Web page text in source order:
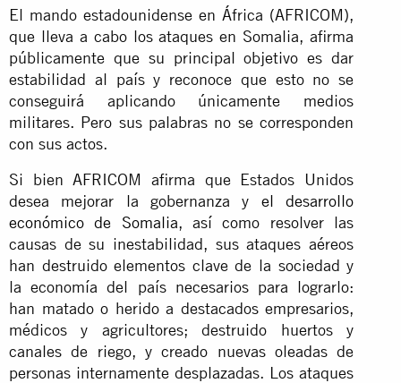
El mando estadounidense en África (AFRICOM),
que lleva a cabo los ataques en Somalia, afirma
públicamente que su principal objetivo es dar
estabilidad al país y reconoce que esto no se
conseguirá aplicando únicamente medios
militares. Pero sus palabras no se corresponden
con sus actos.
Si bien AFRICOM afirma que Estados Unidos
desea mejorar la gobernanza y el desarrollo
económico de Somalia, así como resolver las
causas de su inestabilidad, sus ataques aéreos
han destruido elementos clave de la sociedad y
la economía del país necesarios para lograrlo:
han matado o herido a destacados empresarios,
médicos y agricultores; destruido huertos y
canales de riego, y creado nuevas oleadas de
personas internamente desplazadas. Los ataques